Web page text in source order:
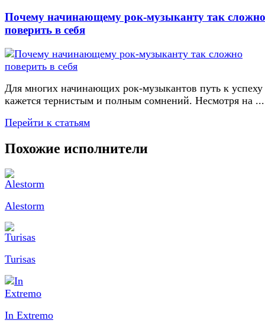
Почему начинающему рок-музыканту так сложно
поверить в себя
Для многих начинающих рок-музыкантов путь к успеху
кажется тернистым и полным сомнений. Несмотря на ...
Перейти к статьям
Похожие исполнители
Alestorm
Turisas
In Extremo